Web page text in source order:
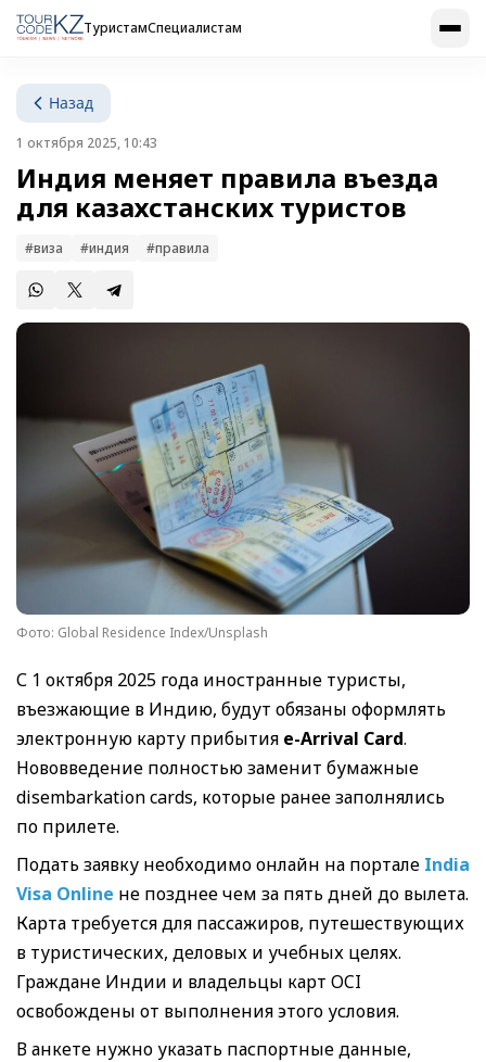
ТуристамСпециалистам
Назад
1 октября 2025, 10:43
Индия меняет правила въезда
для казахстанских туристов
#виза #индия #правила
Фото: Global Residence Index/Unsplash
С 1 октября 2025 года иностранные туристы,
въезжающие в Индию, будут обязаны оформлять
электронную карту прибытия e-Arrival Card.
Нововведение полностью заменит бумажные
disembarkation cards, которые ранее заполнялись
по прилете.
Подать заявку необходимо онлайн на портале India
Visa Online не позднее чем за пять дней до вылета.
Карта требуется для пассажиров, путешествующих
в туристических, деловых и учебных целях.
Граждане Индии и владельцы карт OCI
освобождены от выполнения этого условия.
В анкете нужно указать паспортные данные,